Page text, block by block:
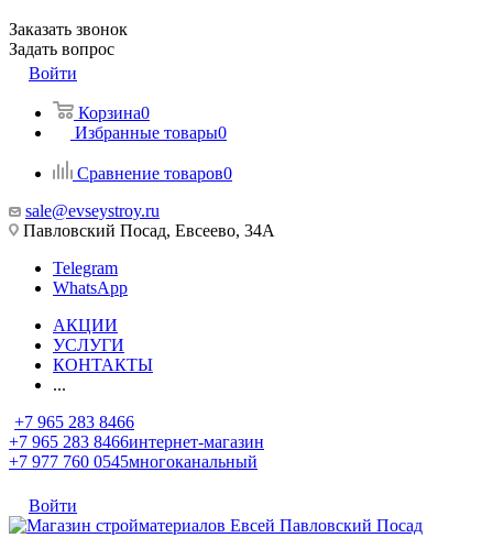
Заказать звонок
Задать вопрос
Войти
Корзина0
Избранные товары0
Сравнение товаров0
sale@evseystroy.ru
Павловский Посад, Евсеево, 34А
Telegram
WhatsApp
АКЦИИ
УСЛУГИ
КОНТАКТЫ
...
+7 965 283 8466
+7 965 283 8466интернет-магазин
+7 977 760 0545многоканальный
Войти